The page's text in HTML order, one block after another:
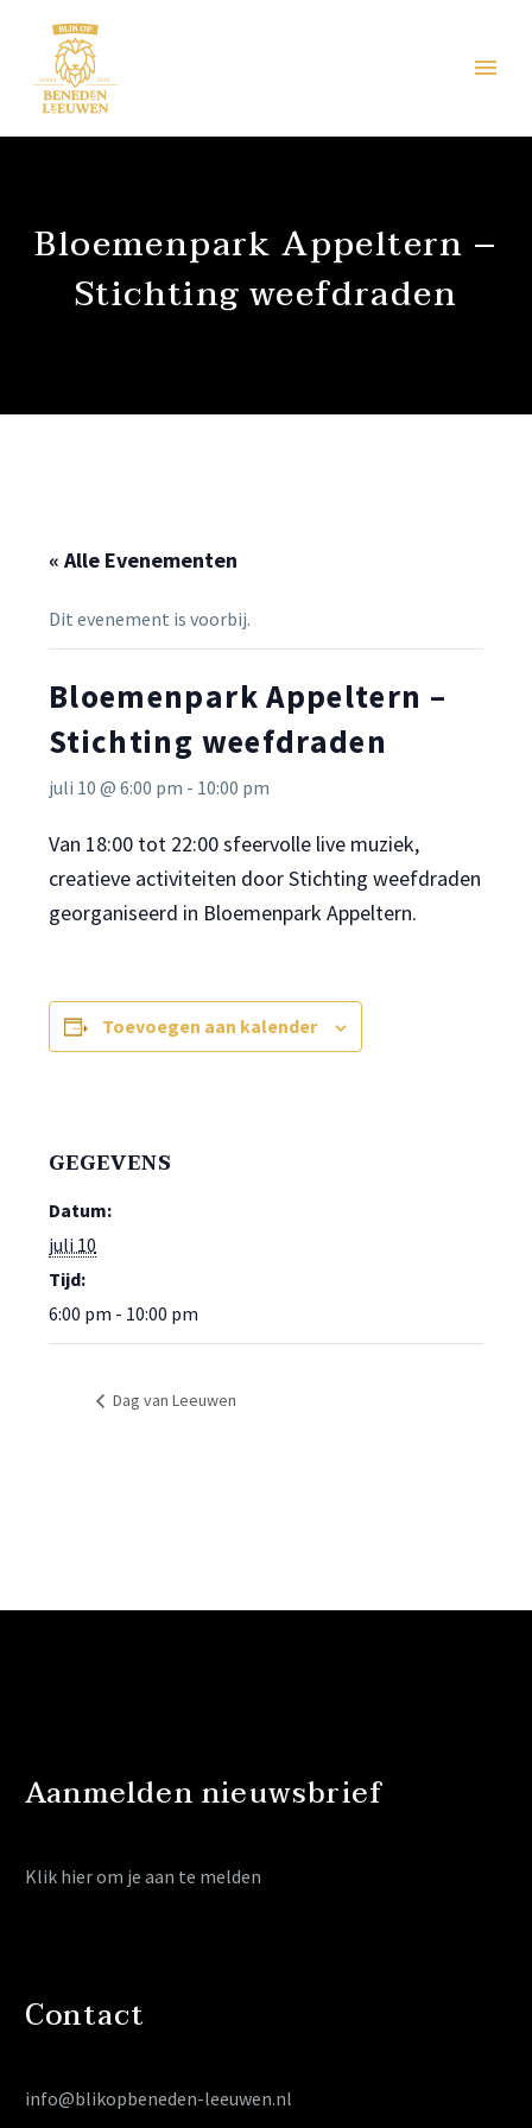
Bloemenpark Appeltern –
Stichting weefdraden
« Alle Evenementen
Dit evenement is voorbij.
Bloemenpark Appeltern –
Stichting weefdraden
juli 10 @ 6:00 pm - 10:00 pm
Van 18:00 tot 22:00 sfeervolle live muziek,
creatieve activiteiten door Stichting weefdraden
georganiseerd in Bloemenpark Appeltern.
Toevoegen aan kalender
GEGEVENS
Datum:
juli 10
Tijd:
6:00 pm - 10:00 pm
Dag van Leeuwen
Aanmelden nieuwsbrief
Klik hierom je aan te melden
Contact
info@blikopbeneden-leeuwen.nl